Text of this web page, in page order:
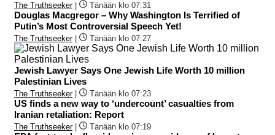
The Truthseeker| Tänään klo 07:31
Douglas Macgregor – Why Washington Is Terrified of
Putin’s Most Controversial Speech Yet!
The Truthseeker| Tänään klo 07:27
Jewish Lawyer Says One Jewish Life Worth 10 million
Palestinian Lives
The Truthseeker| Tänään klo 07:23
US finds a new way to ‘undercount’ casualties from
Iranian retaliation: Report
The Truthseeker| Tänään klo 07:19